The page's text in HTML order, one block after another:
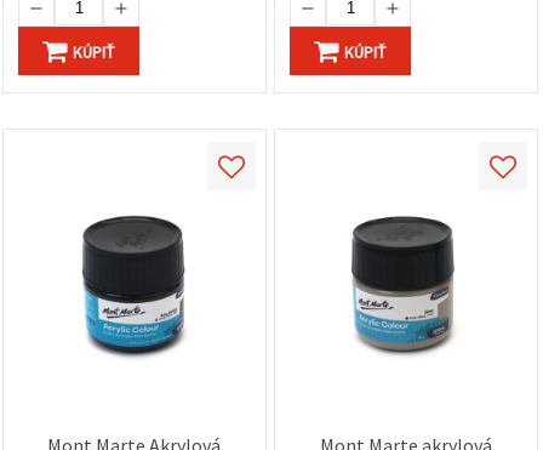
KÚPIŤ KÚPIŤ
Mont Marte Akrylová
Mont Marte akrylová